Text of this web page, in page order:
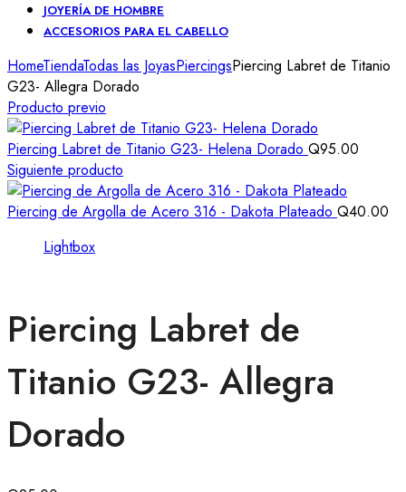
JOYERÍA DE HOMBRE
ACCESORIOS PARA EL CABELLO
HomeTiendaTodas las JoyasPiercingsPiercing Labret de Titanio
G23- Allegra Dorado
Producto previo
Piercing Labret de Titanio G23- Helena Dorado Q95.00
Siguiente producto
Piercing de Argolla de Acero 316 - Dakota Plateado Q40.00
Lightbox
Piercing Labret de
Titanio G23- Allegra
Dorado